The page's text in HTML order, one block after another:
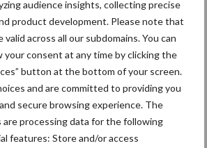
audience insights, collecting precise
product development. Please note that
across all our subdomains. You can
your consent at any time by clicking the
button at the bottom of your screen.
and are committed to providing you
secure browsing experience. The
processing data for the following
features: Store and/or access
markt
Bemesting Fokkerij